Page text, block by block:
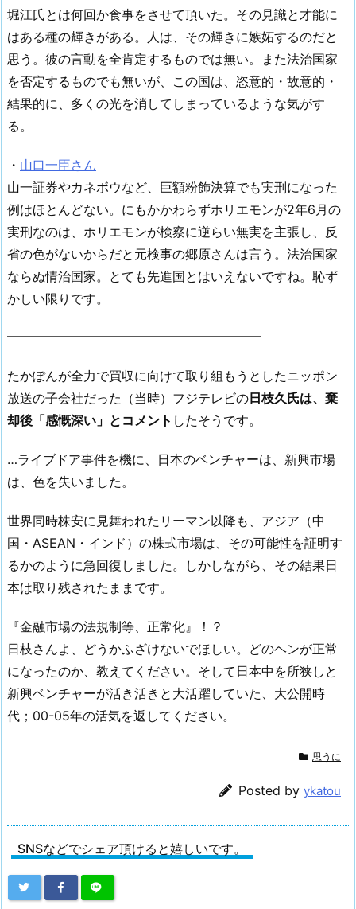
堀江氏とは何回か食事をさせて頂いた。その見識と才能に
はある種の輝きがある。人は、その輝きに嫉妬するのだと
思う。彼の言動を全肯定するものでは無い。また法治国家
を否定するものでも無いが、この国は、恣意的・故意的・
結果的に、多くの光を消してしまっているような気がす
る。
・ 山口一臣さん
山一証券やカネボウなど、巨額粉飾決算でも実刑になった
例はほとんどない。にもかかわらずホリエモンが2年6月の
実刑なのは、ホリエモンが検察に逆らい無実を主張し、反
省の色がないからだと元検事の郷原さんは言う。法治国家
ならぬ情治国家。とても先進国とはいえないですね。恥ず
かしい限りです。
━━━━━━━━━━━━━━━━━━━━
たかぽんが全力で買収に向けて取り組もうとしたニッポン
放送の子会社だった（当時）フジテレビの日枝久氏は、棄
却後「感慨深い」とコメント したそうです。
…ライブドア事件を機に、日本のベンチャーは、新興市場
は、色を失いました。
世界同時株安に見舞われたリーマン以降も、アジア（中
国・ASEAN・インド）の株式市場は、その可能性を証明す
るかのように急回復しました。しかしながら、その結果日
本は取り残されたままです。
『金融市場の法規制等、正常化』！？
日枝さんよ、どうかふざけないでほしい。どのヘンが正常
になったのか、教えてください。そして日本中を所狭しと
新興ベンチャーが活き活きと大活躍していた、大公開時
代；00-05年の活気を返してください。
思うに
Posted by ykatou
SNSなどでシェア頂けると嬉しいです。